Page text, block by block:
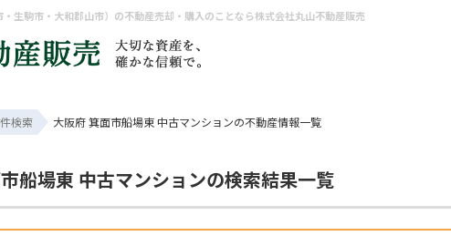
生駒市・大和郡山市）の不動産売却・購入のことなら株式会社丸山不動産販売
検索 大阪府 箕面市船場東 中古マンションの不動産情報一覧
船場東 中古マンションの検索結果一覧